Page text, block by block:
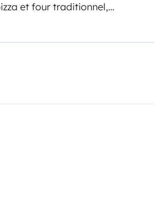
et four traditionnel,
solaires, coffre à ski,
partir en famille.